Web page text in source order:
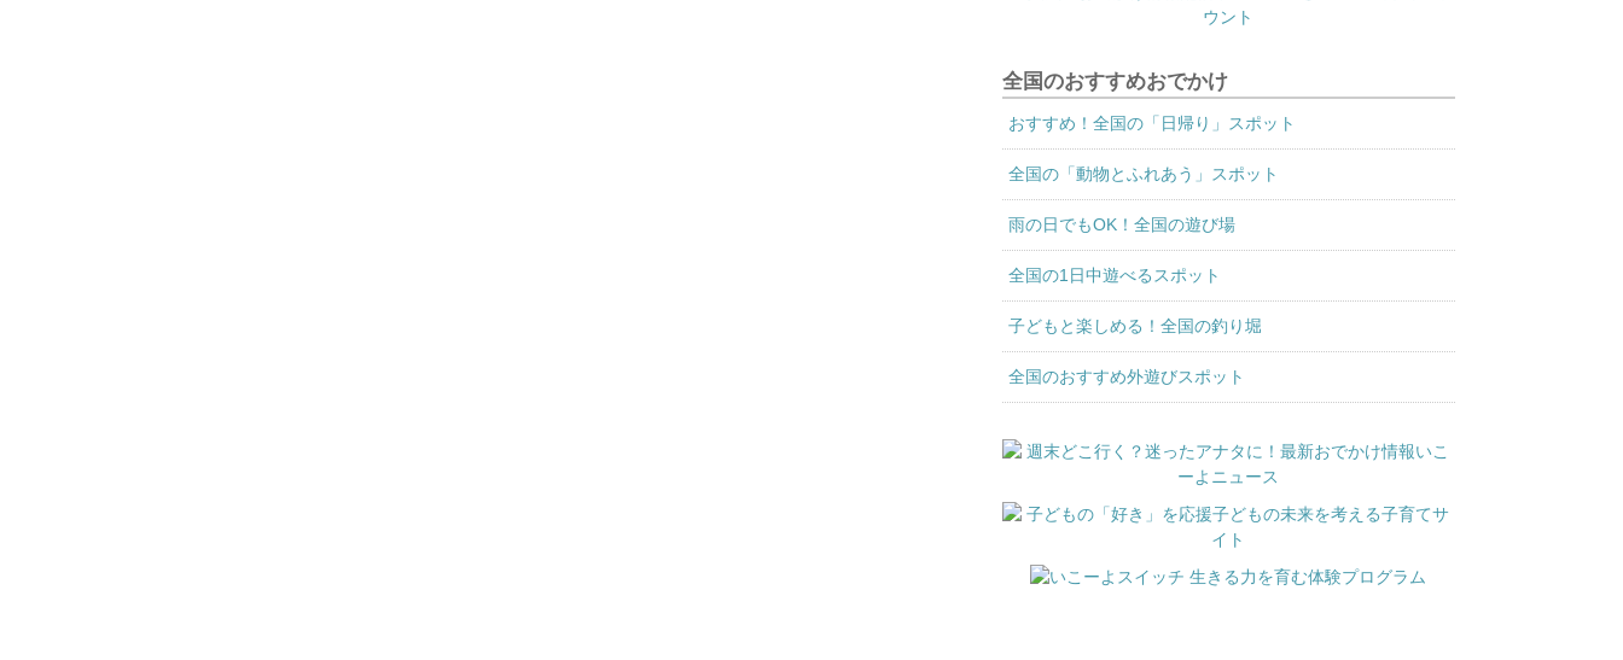
全国のおすすめおでかけ
おすすめ！全国の「日帰り」スポット
全国の「動物とふれあう」スポット
雨の日でもOK！全国の遊び場
全国の1日中遊べるスポット
子どもと楽しめる！全国の釣り堀
全国のおすすめ外遊びスポット